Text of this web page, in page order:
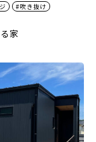
#吹き抜け
家